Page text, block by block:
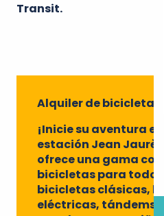
Transit.
Alquiler de bicicletas
¡Inicie su aventura
estación Jean Jaurès!
ofrece una gama
bicicletas para todos
bicicletas clásicas,
eléctricas, tándems e